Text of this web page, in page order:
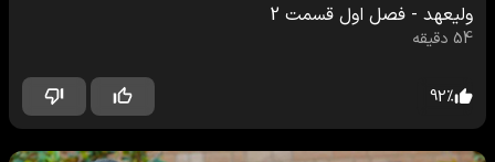
ولیعهد - فصل اول قسمت 2
54 دقیقه
92%